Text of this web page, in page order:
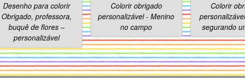
Desenho para colorir
Obrigado, professora,
buquê de flores –
personalizável
Colorir obrigado
personalizável - Menino
no campo
Colorir
segurando